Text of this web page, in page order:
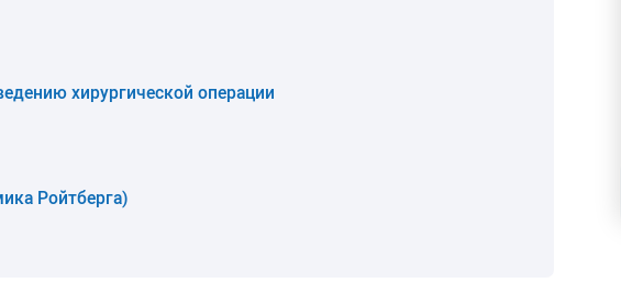
хирургической операции
Ройтберга)